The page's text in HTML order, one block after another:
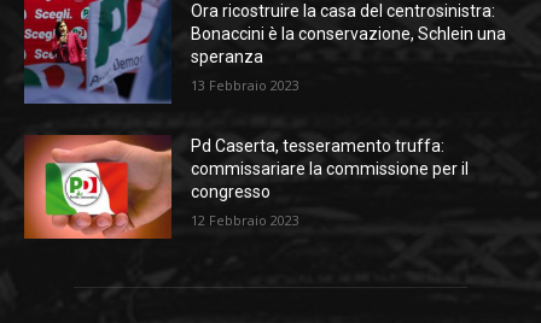
Ora ricostruire la casa del centrosinistra:
Bonaccini è la conservazione, Schlein una
speranza
13 Febbraio 2023
Pd Caserta, tesseramento truffa:
commissariare la commissione per il
congresso
12 Febbraio 2023